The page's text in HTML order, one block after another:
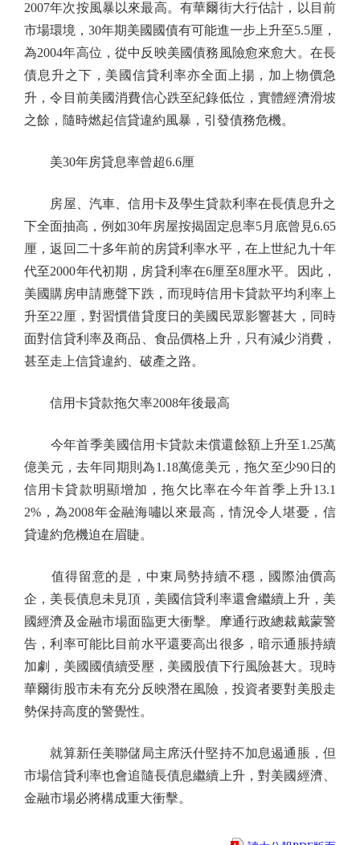
2007年次按風暴以來最高。有華爾街大行估計，以目前
市場環境，30年期美國國債有可能進一步上升至5.5厘，
為2004年高位，從中反映美國債務風險愈來愈大。在長
債息升之下，美國信貸利率亦全面上揚，加上物價急
升，令目前美國消費信心跌至紀錄低位，實體經濟滑坡
之餘，隨時燃起信貸違約風暴，引發債務危機。
美30年房貸息率曾超6.6厘
房屋、汽車、信用卡及學生貸款利率在長債息升之
下全面抽高，例如30年房屋按揭固定息率5月底曾見6.65
厘，返回二十多年前的房貸利率水平，在上世紀九十年
代至2000年代初期，房貸利率在6厘至8厘水平。因此，
美國購房申請應聲下跌，而現時信用卡貸款平均利率上
升至22厘，對習慣借貸度日的美國民眾影響甚大，同時
面對信貸利率及商品、食品價格上升，只有減少消費，
甚至走上信貸違約、破產之路。
信用卡貸款拖欠率2008年後最高
今年首季美國信用卡貸款未償還餘額上升至1.25萬
億美元，去年同期則為1.18萬億美元，拖欠至少90日的
信用卡貸款明顯增加，拖欠比率在今年首季上升13.1
2%，為2008年金融海嘯以來最高，情況令人堪憂，信
貸違約危機迫在眉睫。
值得留意的是，中東局勢持續不穩，國際油價高
企，美長債息未見頂，美國信貸利率還會繼續上升，美
國經濟及金融市場面臨更大衝擊。摩通行政總裁戴蒙警
告，利率可能比目前水平還要高出很多，暗示通脹持續
加劇，美國國債續受壓，美國股債下行風險甚大。現時
華爾街股市未有充分反映潛在風險，投資者要對美股走
勢保持高度的警覺性。
就算新任美聯儲局主席沃什堅持不加息遏通脹，但
市場信貸利率也會追隨長債息繼續上升，對美國經濟、
金融市場必將構成重大衝擊。